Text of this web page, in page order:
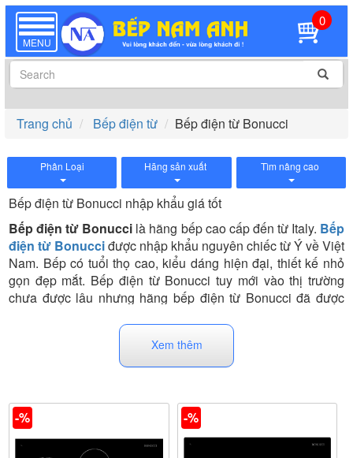
TOGGLE
NAVIGATION
MENU
0
Trang chủ Bếp điện từ Bếp điện từ Bonucci
Phân Loại Hãng sản xuất Tìm nâng cao
Bếp điện từ Bonucci nhập khẩu giá tốt
Bếp điện từ Bonucci là hãng bếp cao cấp đến từ Italy. Bếp
điện từ Bonucciđược nhập khẩu nguyên chiếc từ Ý về Việt
Nam. Bếp có tuổi thọ cao, kiểu dáng hiện đại, thiết kế nhỏ
gọn đẹp mắt. Bếp điện từ Bonucci tuy mới vào thị trường
chưa được lâu nhưng hãng bếp điện từ Bonucci đã được
Xem thêm
-% -%